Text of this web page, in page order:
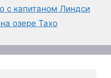
с капитаном Линдси
озере Тахо